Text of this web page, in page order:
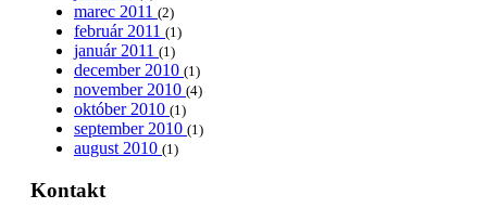
marec 2011 (2)
február 2011 (1)
január 2011 (1)
december 2010 (1)
november 2010 (4)
október 2010 (1)
september 2010 (1)
august 2010 (1)
Kontakt